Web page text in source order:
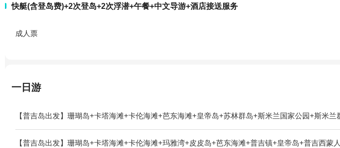
快艇(含登岛费)+2次登岛+2次浮潜+午餐+中文导游+酒店接送服务
成人票
一日游
【普吉岛出发】珊瑚岛+卡塔海滩+卡伦海滩+芭东海滩+皇帝岛+苏林群岛+斯米兰国家公园+斯米兰
【普吉岛出发】珊瑚岛+卡塔海滩+卡伦海滩+玛雅湾+皮皮岛+芭东海滩+普吉镇+皇帝岛+普吉西